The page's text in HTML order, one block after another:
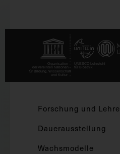
Forschung und Lehre
Dauerausstellung
Wachsmodelle